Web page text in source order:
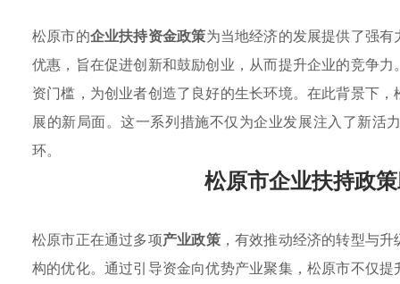
松原市的企业扶持资金政策为当地经济的发展提供了强
优惠，旨在促进创新和鼓励创业，从而提升企业的竞争
资门槛，为创业者创造了良好的生长环境。在此背景下
展的新局面。这一系列措施不仅为企业发展注入了新活
环。
松原市企业扶持政
松原市正在通过多项产业政策，有效推动经济的转型与
构的优化。通过引导资金向优势产业聚集，松原市不仅